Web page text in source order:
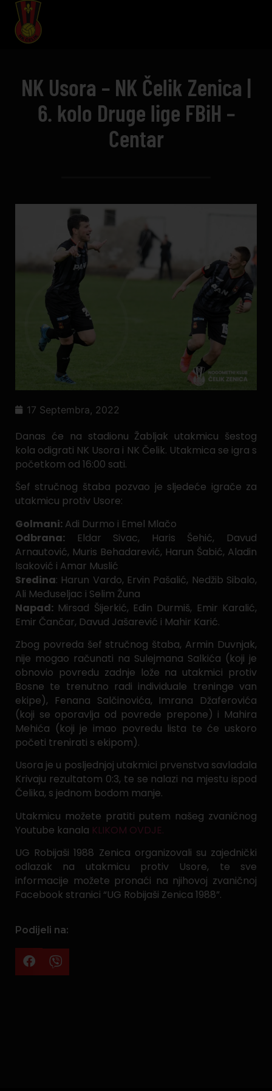
NK Usora – NK Čelik Zenica |
6. kolo Druge lige FBiH –
Centar
17 Septembra, 2022
Danas će na stadionu Žabljak utakmicu šestog
kola odigrati NK Usora i NK Čelik. Utakmica se igra s
početkom od 16:00 sati.
Šef stručnog štaba pozvao je sljedeće igrače za
utakmicu protiv Usore:
Golmani: Adi Durmo i Emel Mlačo
Odbrana: Eldar Sivac, Haris Šehić, Davud
Arnautović, Muris Behadarević, Harun Šabić, Aladin
Isaković i Amar Muslić
Sredina: Harun Vardo, Ervin Pašalić, Nedžib Sibalo,
Ali Međuseljac i Selim Žuna
Napad: Mirsad Šijerkić, Edin Durmiš, Emir Karalić,
Emir Čančar, Davud Jašarević i Mahir Karić.
Zbog povreda šef stručnog štaba, Armin Duvnjak,
nije mogao računati na Sulejmana Salkića (koji je
obnovio povredu zadnje lože na utakmici protiv
Bosne te trenutno radi individuale treninge van
ekipe), Fenana Salčinovića, Imrana Džaferovića
(koji se oporavlja od povrede prepone) i Mahira
Mehića (koji je imao povredu lista te će uskoro
početi trenirati s ekipom).
Usora je u posljednjoj utakmici prvenstva savladala
Krivaju rezultatom 0:3, te se nalazi na mjestu ispod
Čelika, s jednom bodom manje.
Utakmicu možete pratiti putem našeg zvaničnog
Youtube kanala KLIKOM OVDJE.
UG Robijaši 1988 Zenica organizovali su zajednički
odlazak na utakmicu protiv Usore, te sve
informacije možete pronaći na njihovoj zvaničnoj
Facebook stranici “UG Robijaši Zenica 1988”.
Podijeli na: